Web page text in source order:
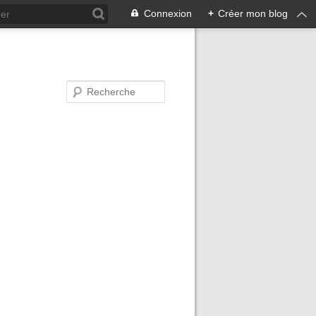
Connexion + Créer mon blog